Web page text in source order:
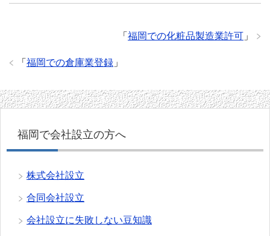
「 福岡での化粧品製造業許可 」
「 福岡での倉庫業登録 」
福岡で会社設立の方へ
株式会社設立
合同会社設立
会社設立に失敗しない豆知識